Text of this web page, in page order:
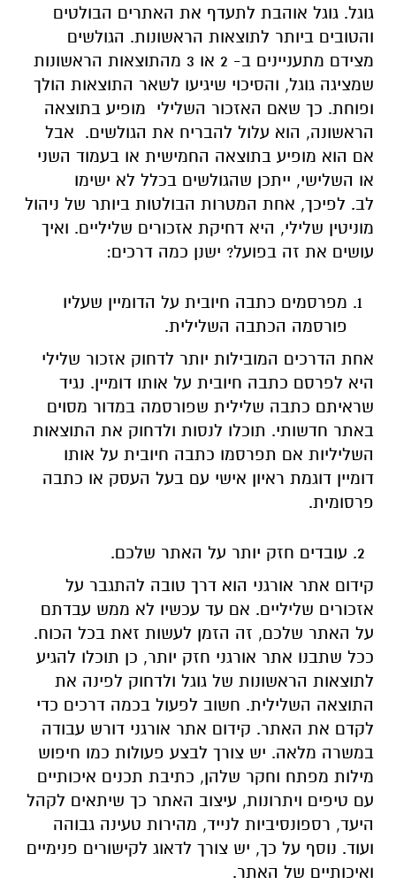
גוגל. גוגל אוהבת לתעדף את האתרים הבולטים
והטובים ביותר לתוצאות הראשונות. הגולשים
מצידם מתעניינים ב- 2 או 3 מהתוצאות הראשונות
שמציגה גוגל, והסיכוי שיגיעו לשאר התוצאות הולך
ופוחת. כך שאם האזכור השלילי מופיע בתוצאה
הראשונה, הוא עלול להבריח את הגולשים. אבל
אם הוא מופיע בתוצאה החמישית או בעמוד השני
או השלישי, ייתכן שהגולשים בכלל לא ישימו
לב. לפיכך, אחת המטרות הבולטות ביותר של ניהול
מוניטין שלילי, היא דחיקת אזכורים שליליים. ואיך
עושים את זה בפועל? ישנן כמה דרכים:
מפרסמים כתבה חיובית על הדומיין שעליו
פורסמה הכתבה השלילית.
אחת הדרכים המובילות יותר לדחוק אזכור שלילי
היא לפרסם כתבה חיובית על אותו דומיין. נגיד
שראיתם כתבה שלילית שפורסמה במדור מסוים
באתר חדשותי. תוכלו לנסות ולדחוק את התוצאות
השליליות אם תפרסמו כתבה חיובית על אותו
דומיין דוגמת ראיון אישי עם בעל העסק או כתבה
פרסומית.
עובדים חזק יותר על האתר שלכם.
קידום אתר אורגני הוא דרך טובה להתגבר על
אזכורים שליליים. אם עד עכשיו לא ממש עבדתם
על האתר שלכם, זה הזמן לעשות זאת בכל הכוח.
ככל שתבנו אתר אורגני חזק יותר, כן תוכלו להגיע
לתוצאות הראשונות של גוגל ולדחוק לפינה את
התוצאה השלילית. חשוב לפעול בכמה דרכים כדי
לקדם את האתר. קידום אתר אורגני דורש עבודה
במשרה מלאה. יש צורך לבצע פעולות כמו חיפוש
מילות מפתח וחקר שלהן, כתיבת תכנים איכותיים
עם טיפים ויתרונות, עיצוב האתר כך שיתאים לקהל
היעד, רספונסיביות לנייד, מהירות טעינה גבוהה
ועוד. נוסף על כך, יש צורך לדאוג לקישורים פנימיים
ואיכותיים של האתר.